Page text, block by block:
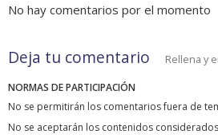
No hay comentarios por el momento
Deja tu comentario Rellena y
NORMAS DE PARTICIPACIÓN
No se permitirán los comentarios fuera de
No se aceptarán los contenidos